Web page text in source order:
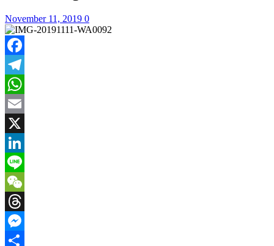
November 11, 2019 0
Facebook
Telegram
WhatsApp
Email
X
LinkedIn
Line
WeChat
Threads
Messenger